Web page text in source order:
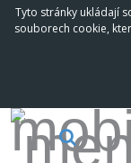
Tyto stránky ukládají
souborech cookie,